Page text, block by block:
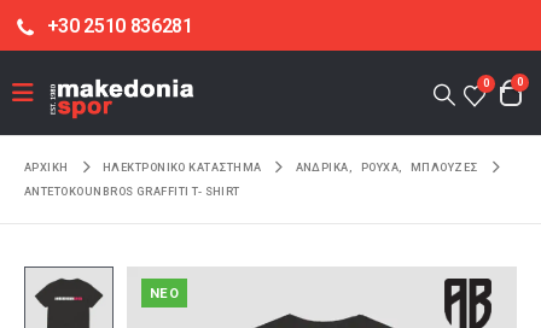
+30 2510 836281
0 0
ΑΡΧΙΚΉ ΗΛΕΚΤΡΟΝΙΚΌ ΚΑΤΆΣΤΗΜΑ ΑΝΔΡΙΚΑ ΡΟΥΧΑ
ΜΠΛΟΥΖΕΣ
ANTETOKOUNBROS GRAFFITI T- SHIRT
NEO